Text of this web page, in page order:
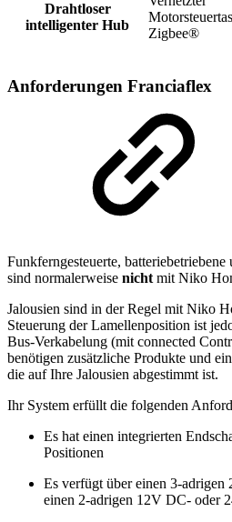
Drahtloser
intelligenter Hub
Zigbee®
Anforderungen Franciaflex
Funkferngesteuerte,
sind normalerweise nicht mit Niko
Jalousien sind in der Regel mit Niko
Steuerung der Lamellenposition ist
Bus-Verkabelung (mit connected
benötigen zusätzliche Produkte und
die auf Ihre Jalousien abgestimmt ist.
Ihr System erfüllt die folgenden
Es hat einen integrierten
Positionen
Es verfügt über einen 3-
einen 2-adrigen 12V DC- oder